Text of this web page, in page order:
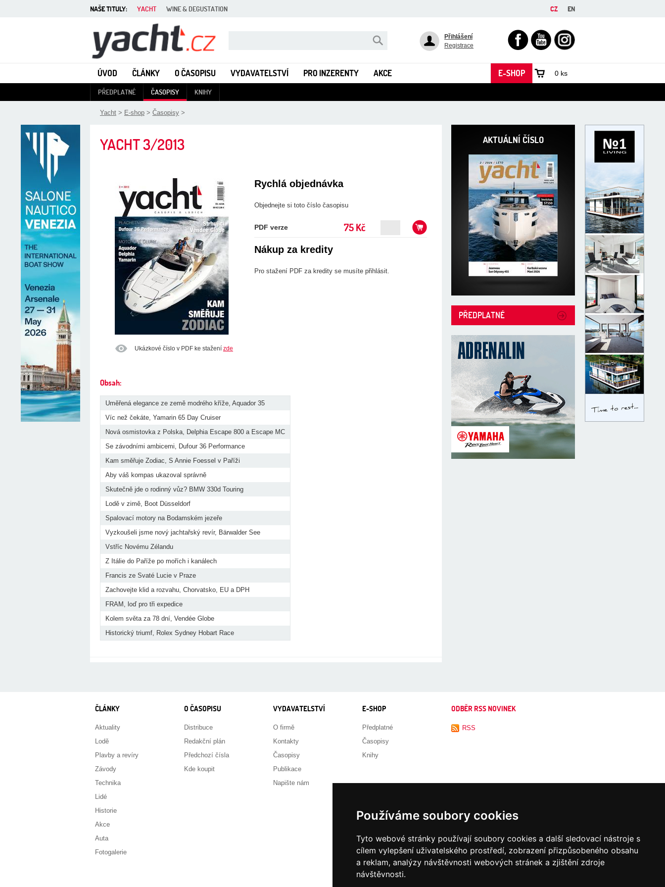
Používáme soubory cookies
Tyto webové stránky používají soubory cookies a další sledovací nástroje s
cílem vylepšení uživatelského prostředí, zobrazení přizpůsobeného obsahu
a reklam, analýzy návštěvnosti webových stránek a zjištění zdroje
návštěvnosti.
Yacht - Časopis o lodích
ÚVOD ČLÁNKY O ČASOPISU VYDAVATELSTVÍ PRO INZERENTY AKCE E-SHOP 0 ks
PŘEDPLATNÉ ČASOPISY KNIHY
Yacht > E-shop > Časopisy >
YACHT3/2013
Ukázkové číslo v PDF ke stažení zde
Rychlá objednávka
Objednejte si toto číslo časopisu
PDF verze 75 Kč
Nákup za kredity
Pro stažení PDF za kredity se musíte přihlásit.
Obsah:
Uměřená elegance ze země modrého kříže, Aquador 35
Víc než čekáte, Yamarin 65 Day Cruiser
Nová osmistovka z Polska, Delphia Escape 800 a Escape MC
Se závodními ambicemi, Dufour 36 Performance
Kam směřuje Zodiac, S Annie Foessel v Paříži
Aby váš kompas ukazoval správně
Skutečně jde o rodinný vůz? BMW 330d Touring
Lodě v zimě, Boot Düsseldorf
Spalovací motory na Bodamském jezeře
Vyzkoušeli jsme nový jachtařský revír, Bärwalder See
Vstříc Novému Zélandu
Z Itálie do Paříže po mořích i kanálech
Francis ze Svaté Lucie v Praze
Zachovejte klid a rozvahu, Chorvatsko, EU a DPH
FRAM, loď pro tři expedice
Kolem světa za 78 dní, Vendée Globe
Historický triumf, Rolex Sydney Hobart Race
AKTUÁLNÍ ČÍSLO
PŘEDPLATNÉ
ČLÁNKY
Aktuality
Lodě
Plavby a revíry
Závody
Technika
Lidé
Historie
Akce
Auta
Fotogalerie
O ČASOPISU
Distribuce
Redakční plán
Předchozí čísla
Kde koupit
VYDAVATELSTVÍ
O firmě
Kontakty
Časopisy
Publikace
Napište nám
E-SHOP
Předplatné
Časopisy
Knihy
ODBĚR RSS NOVINEK
RSS
NAŠE TITULY: YACHT WINE & DEGUSTATION EN
CZ
Přihlášení
Registrace
FACEBOOKYOUTUBEINSTAGRAM